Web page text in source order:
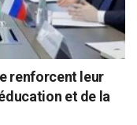
renforcent leur
et de la